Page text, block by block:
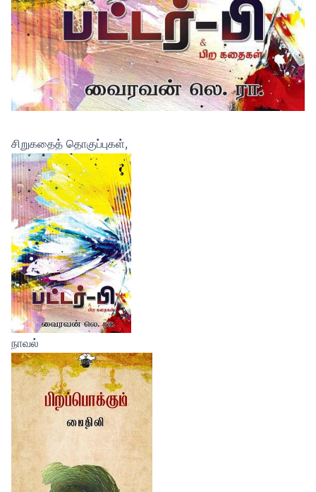
சிறுகதைத் தொகுப்புகள்,
நாவல்